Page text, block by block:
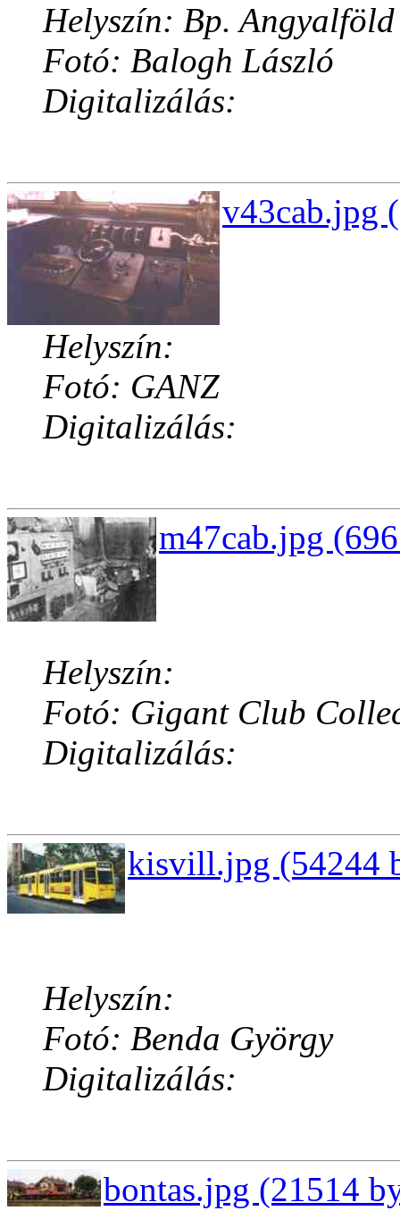
Helyszín: Bp. Angyalföld
Fotó: Balogh László
Digitalizálás:
v43cab.jpg
Helyszín:
Fotó: GANZ
Digitalizálás:
m47cab.jpg
Helyszín:
Fotó: Gigant Club
Digitalizálás:
kisvill.jpg (54244
Helyszín:
Fotó: Benda György
Digitalizálás:
bontas.jpg (21514